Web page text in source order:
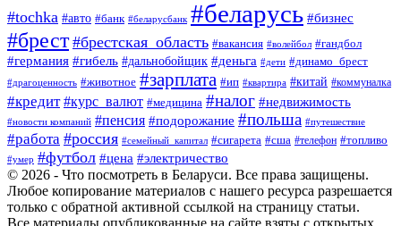
#tochka #авто #банк #беларусбанк #беларусь #бизнес
#брест #брестская_область #вакансия #волейбол #гандбол
#германия #гибель #дальнобойщик #деньга #дети #динамо_брест
#драгоценность #животное #зарплата #ип #квартира #китай #коммуналка
#кредит #курс_валют #медицина #налог #недвижимость
#новости компаний #пенсия #подорожание #польша #путешествие
#работа #россия #семейный_капитал #сигарета #сша #телефон #топливо
#умер #футбол #цена #электричество
© 2026 - Что посмотреть в Беларуси. Все права защищены.
Любое копирование материалов с нашего ресурса разрешается
только с обратной активной ссылкой на страницу статьи.